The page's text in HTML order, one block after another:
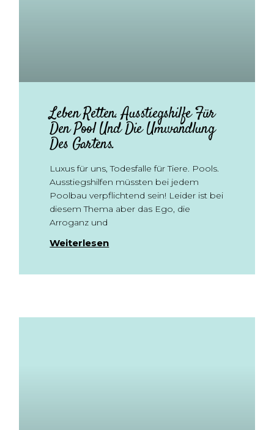
Leben Retten. Ausstiegshilfe Für
Den Pool Und Die Umwandlung
Des Gartens.
Luxus für uns, Todesfalle für Tiere. Pools.
Ausstiegshilfen müssten bei jedem
Poolbau verpflichtend sein! Leider ist bei
diesem Thema aber das Ego, die
Arroganz und
Weiterlesen